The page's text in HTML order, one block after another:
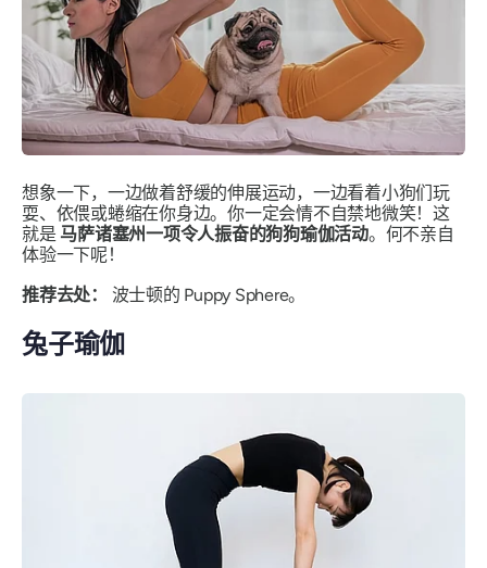
想象一下，一边做着舒缓的伸展运动，一边看着小狗们玩
耍、依偎或蜷缩在你身边。你一定会情不自禁地微笑！这
就是 马萨诸塞州一项令人振奋的狗狗瑜伽活动。何不亲自
体验一下呢！
推荐去处： 波士顿的 Puppy Sphere。
兔子瑜伽